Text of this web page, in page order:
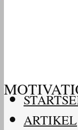
ARTIKEL